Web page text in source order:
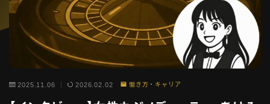
働き方・キャリア IR・法律・海外就業・スクール
業界コラム インタビュー裏話・文化小話・更新演出
語学・スキル 英語教材・接客英語・メンタル・ホスピタリティ
2025.11.06 2026.02.02 働き方・キャリア